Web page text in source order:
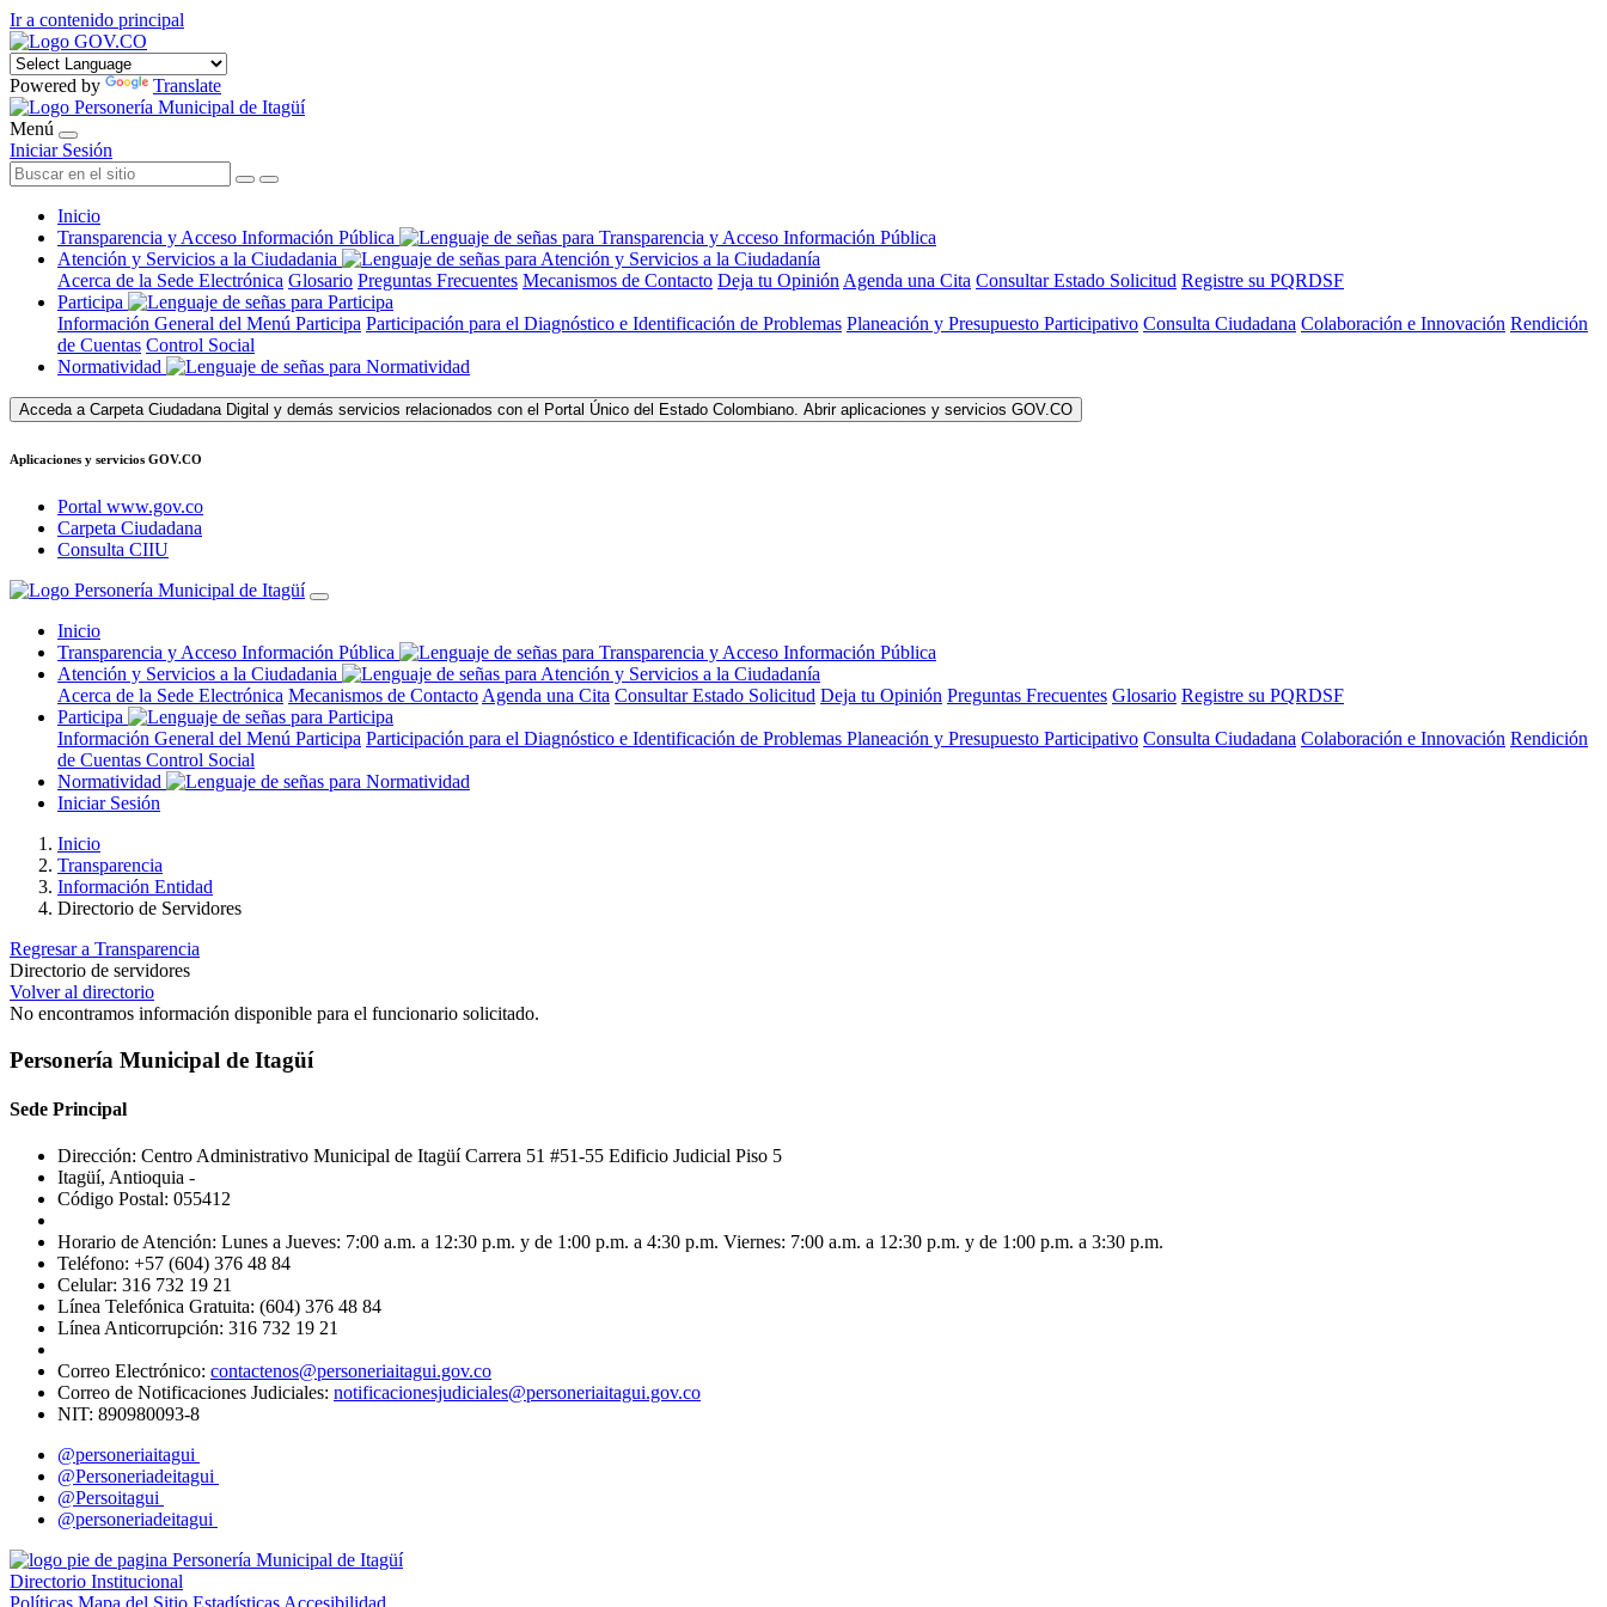
Ir a contenido principal
Powered by Translate
Menú
Iniciar Sesión
Inicio
Transparencia y Acceso Información Pública
Atención y Servicios a la Ciudadania
Acerca de la Sede Electrónica Glosario Preguntas Frecuentes Mecanismos de Contacto Deja tu Opinión Agenda una Cita Consultar Estado Solicitud Registre su PQRDSF
Participa
Información General del Menú Participa Participación para el Diagnóstico e Identificación de Problemas Planeación y Presupuesto Participativo Consulta Ciudadana Colaboración e Innovación Rendición
de Cuentas Control Social
Normatividad
Acceda a Carpeta Ciudadana Digital y demás servicios relacionados con el Portal Único del Estado Colombiano. Abrir aplicaciones y servicios GOV.CO
Aplicaciones y servicios GOV.CO
Portal www.gov.co
Carpeta Ciudadana
Consulta CIIU
Inicio
Transparencia y Acceso Información Pública
Atención y Servicios a la Ciudadania
Acerca de la Sede Electrónica Mecanismos de Contacto Agenda una Cita Consultar Estado Solicitud Deja tu Opinión Preguntas Frecuentes Glosario Registre su PQRDSF
Participa
Información General del Menú Participa Participación para el Diagnóstico e Identificación de Problemas Planeación y Presupuesto Participativo Consulta Ciudadana Colaboración e Innovación Rendición
de Cuentas Control Social
Normatividad
Iniciar Sesión
Inicio
Transparencia
Información Entidad
Directorio de Servidores
Regresar a Transparencia
Directorio de servidores
Volver al directorio
No encontramos información disponible para el funcionario solicitado.
Personería Municipal de Itagüí
Sede Principal
Dirección: Centro Administrativo Municipal de Itagüí Carrera 51 #51-55 Edificio Judicial Piso 5
Itagüí, Antioquia -
Código Postal: 055412
Horario de Atención: Lunes a Jueves: 7:00 a.m. a 12:30 p.m. y de 1:00 p.m. a 4:30 p.m. Viernes: 7:00 a.m. a 12:30 p.m. y de 1:00 p.m. a 3:30 p.m.
Teléfono: +57 (604) 376 48 84
Celular: 316 732 19 21
Línea Telefónica Gratuita: (604) 376 48 84
Línea Anticorrupción: 316 732 19 21
Correo Electrónico: contactenos@personeriaitagui.gov.co
Correo de Notificaciones Judiciales: notificacionesjudiciales@personeriaitagui.gov.co
NIT: 890980093-8
@personeriaitagui
@Personeriadeitagui
@Persoitagui
@personeriadeitagui
Directorio Institucional